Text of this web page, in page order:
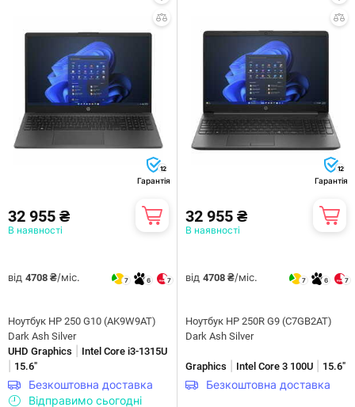
12
Гарантія
32 955 ₴
В наявності
від 4708 ₴/міс. 7 6 7
Ноутбук HP 250 G10 (AK9W9AT)
Dark Ash Silver
UHD Graphics
Intel Core i3-1315U
15.6"
Безкоштовна доставка
Відправимо сьогодні
12
Гарантія
32 955 ₴
В наявності
від 4708 ₴/міс. 7 6 7
Ноутбук HP 250R G9 (C7GB2AT)
Dark Ash Silver
Graphics Intel Core 3 100U 15.6"
Безкоштовна доставка